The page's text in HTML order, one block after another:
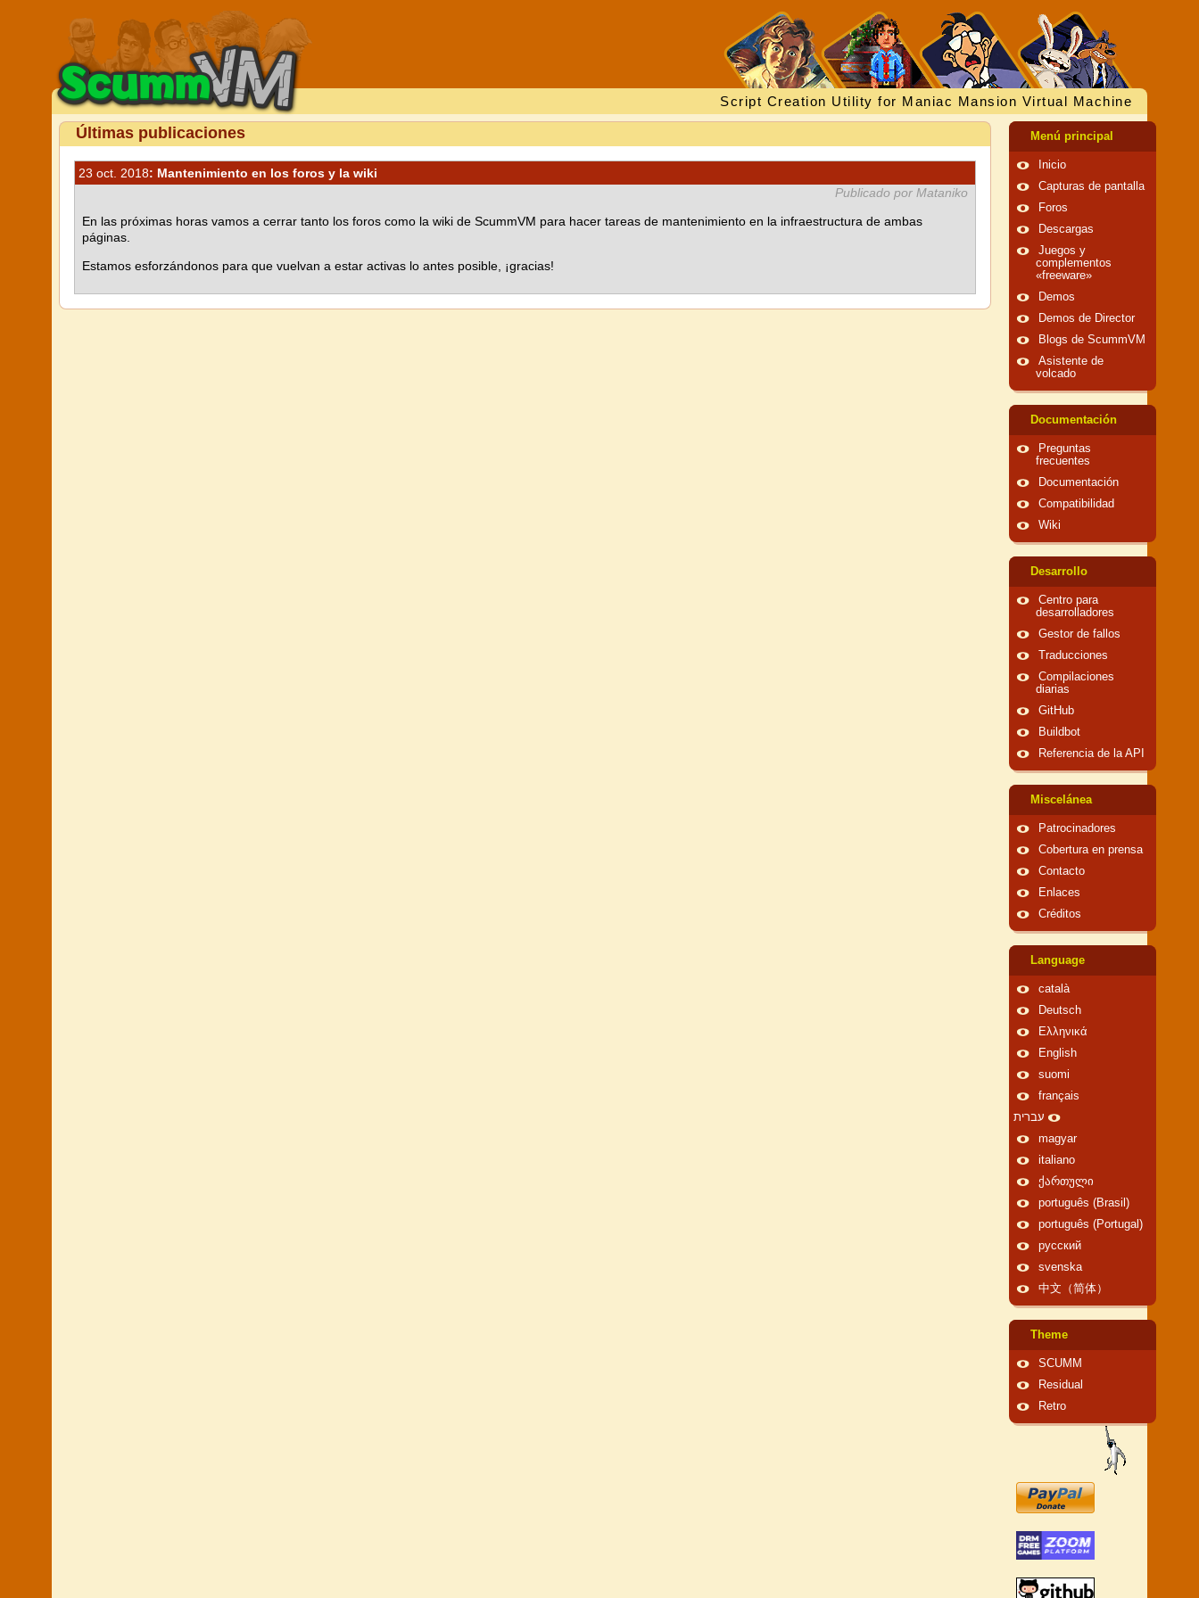
Script Creation Utility for Maniac Mansion Virtual Machine
Últimas publicaciones
23 oct. 2018: Mantenimiento en los foros y la wiki
Publicado por Mataniko
En las próximas horas vamos a cerrar tanto los foros como la wiki de ScummVM para hacer tareas de mantenimiento en la infraestructura de ambas
páginas.
Estamos esforzándonos para que vuelvan a estar activas lo antes posible, ¡gracias!
Menú principal
Inicio
Capturas de pantalla
Foros
Descargas
Juegos y
complementos
«freeware»
Demos
Demos de Director
Blogs de ScummVM
Asistente de
volcado
Documentación
Preguntas
frecuentes
Documentación
Compatibilidad
Wiki
Desarrollo
Centro para
desarrolladores
Gestor de fallos
Traducciones
Compilaciones
diarias
GitHub
Buildbot
Referencia de la API
Miscelánea
Patrocinadores
Cobertura en prensa
Contacto
Enlaces
Créditos
Language
català
Deutsch
Ελληνικά
English
suomi
français
עברית
magyar
italiano
ქართული
português (Brasil)
português (Portugal)
русский
svenska
中文（简体）
Theme
SCUMM
Residual
Retro